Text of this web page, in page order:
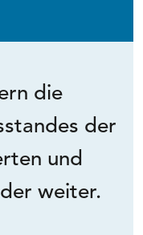
die
der
und
weiter.